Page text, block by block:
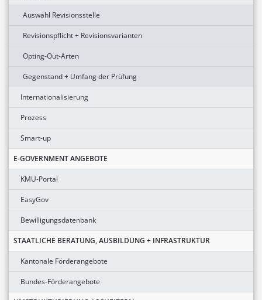
Auswahl Revisionsstelle
Revisionspflicht + Revisionsvarianten
Opting-Out-Arten
Gegenstand + Umfang der Prüfung
Internationalisierung
Prozess
Smart-up
E-GOVERNMENT ANGEBOTE
KMU-Portal
EasyGov
Bewilligungsdatenbank
STAATLICHE BERATUNG, AUSBILDUNG + INFRASTRUKTUR
Kantonale Förderangebote
Bundes-Förderangebote